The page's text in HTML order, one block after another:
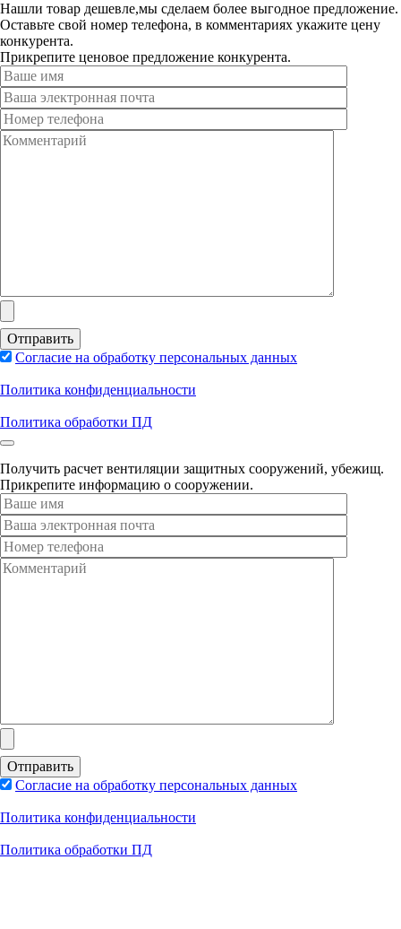
Нашли товар дешевле,мы сделаем более выгодное предложение.
Оставьте свой номер телефона, в комментариях укажите цену
конкурента.
Прикрепите ценовое предложение конкурента.
Согласие на обработку персональных данных
Политика конфиденциальности
Политика обработки ПД
Получить расчет вентиляции защитных сооружений, убежищ.
Прикрепите информацию о сооружении.
Согласие на обработку персональных данных
Политика конфиденциальности
Политика обработки ПД